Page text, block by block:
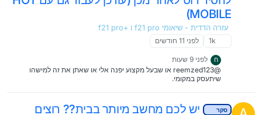
MOBILE)
עזרה הדדית - שיאומי f21 pro ו +f21 pro
1k
לפני 11 חודשים
ח
לפני 9 שעות
@reemzed123 או שבעל מקצוע יפנה אלי או שאתן את זה למישהו
שיתעסק במקומי.
סקר
יש לכם מחשב מיותר בבית?? רוצים